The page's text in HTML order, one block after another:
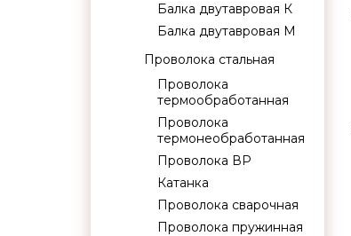
Балка двутавровая К
Балка двутавровая М
Проволока стальная
Проволока
термообработанная
Проволока
термонеобработанная
Проволока ВР
Катанка
Проволока сварочная
Проволока пружинная